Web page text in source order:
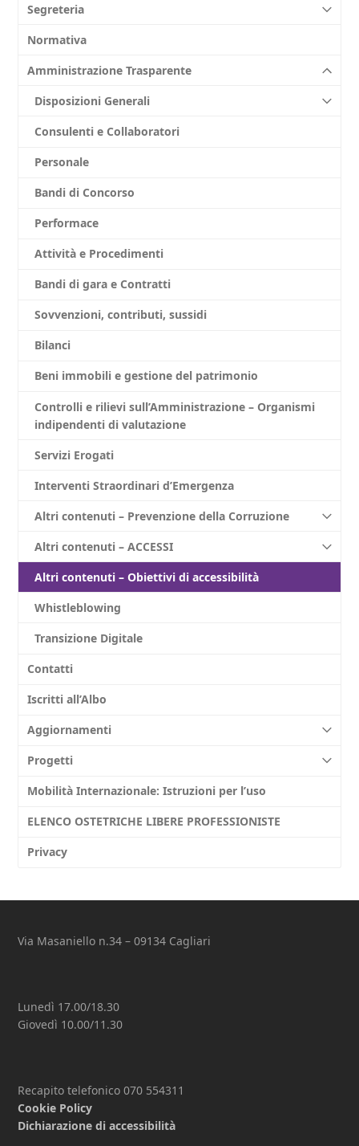
Segreteria
Normativa
Amministrazione Trasparente
Disposizioni Generali
Consulenti e Collaboratori
Personale
Bandi di Concorso
Performace
Attività e Procedimenti
Bandi di gara e Contratti
Sovvenzioni, contributi, sussidi
Bilanci
Beni immobili e gestione del patrimonio
Controlli e rilievi sull’Amministrazione – Organismi
indipendenti di valutazione
Servizi Erogati
Interventi Straordinari d’Emergenza
Altri contenuti – Prevenzione della Corruzione
Altri contenuti – ACCESSI
Altri contenuti – Obiettivi di accessibilità
Whistleblowing
Transizione Digitale
Contatti
Iscritti all’Albo
Aggiornamenti
Progetti
Mobilità Internazionale: Istruzioni per l’uso
ELENCO OSTETRICHE LIBERE PROFESSIONISTE
Privacy
Via Masaniello n.34 – 09134 Cagliari
Lunedì 17.00/18.30
Giovedì 10.00/11.30
Recapito telefonico 070 554311
Cookie Policy
Dichiarazione di accessibilità